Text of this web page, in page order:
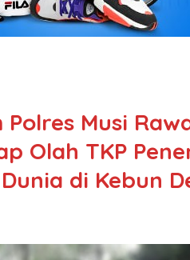
Musi
Olah TKP
di Kebun